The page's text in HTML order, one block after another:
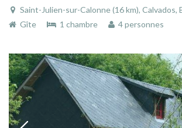
Saint-Julien-sur-Calonne (16 km), Calvados, Basse-
Gîte
1 chambre 4 personnes